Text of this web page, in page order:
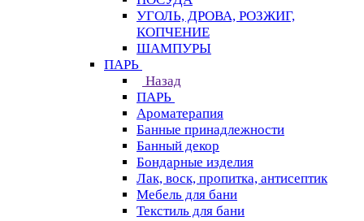
УГОЛЬ, ДРОВА, РОЗЖИГ,
КОПЧЕНИЕ
ШАМПУРЫ
ПАРЬ
Назад
ПАРЬ
Ароматерапия
Банные принадлежности
Банный декор
Бондарные изделия
Лак, воск, пропитка, антисептик
Мебель для бани
Текстиль для бани